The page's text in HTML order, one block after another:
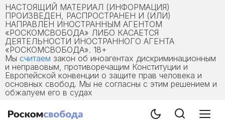
НАСТОЯЩИЙ МАТЕРИАЛ (ИНФОРМАЦИЯ)
ПРОИЗВЕДЕН, РАСПРОСТРАНЕН И (ИЛИ)
НАПРАВЛЕН ИНОСТРАННЫМ АГЕНТОМ
«РОСКОМСВОБОДА» ЛИБО КАСАЕТСЯ
ДЕЯТЕЛЬНОСТИ ИНОСТРАННОГО АГЕНТА
«РОСКОМСВОБОДА». 18+
Мы считаем закон об иноагентах дискриминационным
и неправовым, противоречащим Конституции и
Европейской конвенции о защите прав человека и
основных свобод. Мы не согласны с этим решением и
обжалуем его в судах